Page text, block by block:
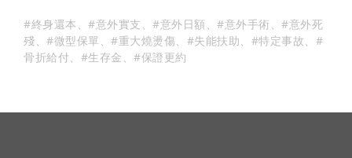
#終身還本 、 #意外實支 、 #意外日額 、 #意外手術 、 #意外死
殘、 #微型保單 、 #重大燒燙傷、 #失能扶助、 #特定事故、 #
骨折給付、 #生存金 、 #保證更約